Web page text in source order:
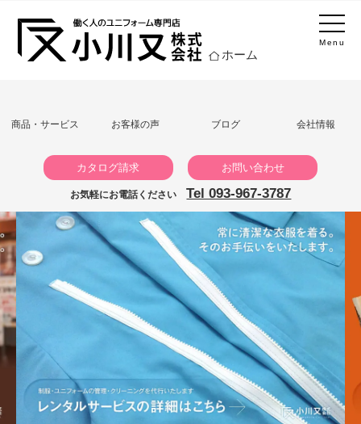
Menu
ホーム
商品・サービス お客様の声 ブログ 会社情報
カタログ請求 お問い合わせ
お気軽にお電話ください Tel 093-967-3787